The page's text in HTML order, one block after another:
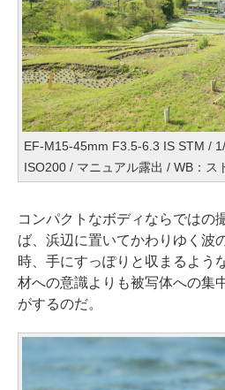
EF-M15-45mm F3.5-6.3 IS STM /
ISO200 / マニュアル露出 / WB：ス
コンパクトなボディならではの
ば、浜辺に置いてかわりゆく波
時、手にすっぽりと収まるよう
材への意識よりも被写体への集
がするのだ。